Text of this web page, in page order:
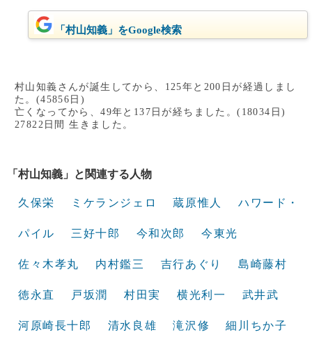
「村山知義」をGoogle検索
村山知義さんが誕生してから、125年と200日が経過しまし
た。(45856日)
亡くなってから、49年と137日が経ちました。(18034日)
27822日間 生きました。
「村山知義」と関連する人物
久保栄 ミケランジェロ 蔵原惟人 ハワード・
パイル 三好十郎 今和次郎 今東光
佐々木孝丸 内村鑑三 吉行あぐり 島崎藤村
徳永直 戸坂潤 村田実 横光利一 武井武
河原崎長十郎 清水良雄 滝沢修 細川ちか子